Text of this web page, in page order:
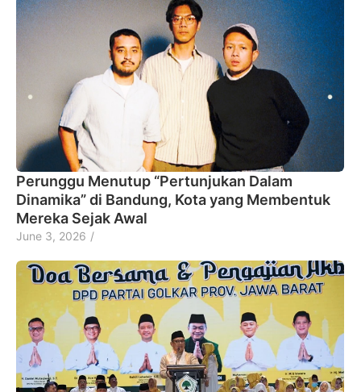
Perunggu Menutup “Pertunjukan Dalam
Dinamika” di Bandung, Kota yang Membentuk
Mereka Sejak Awal
June 3, 2026 /